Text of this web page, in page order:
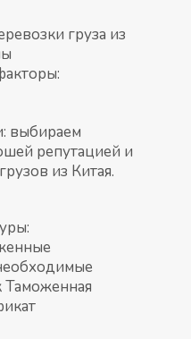
груза из
выбираем
репутацией и
из Китая.
Таможенная